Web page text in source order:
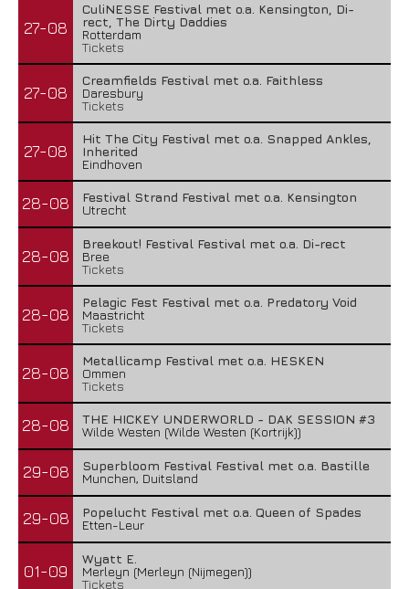
27-08
CuliNESSE Festival met o.a. Kensington, Di-
rect, The Dirty Daddies
Rotterdam
Tickets
27-08
Creamfields Festival met o.a. Faithless
Daresbury
Tickets
27-08
Hit The City Festival met o.a. Snapped Ankles,
Inherited
Eindhoven
28-08
Festival Strand Festival met o.a. Kensington
Utrecht
28-08
Breekout! Festival Festival met o.a. Di-rect
Bree
Tickets
28-08
Pelagic Fest Festival met o.a. Predatory Void
Maastricht
Tickets
28-08
Metallicamp Festival met o.a. HESKEN
Ommen
Tickets
28-08
THE HICKEY UNDERWORLD - DAK SESSION #3
Wilde Westen (Wilde Westen (Kortrijk))
29-08
Superbloom Festival Festival met o.a. Bastille
Munchen, Duitsland
29-08
Popelucht Festival met o.a. Queen of Spades
Etten-Leur
01-09
Wyatt E.
Merleyn (Merleyn (Nijmegen))
Tickets